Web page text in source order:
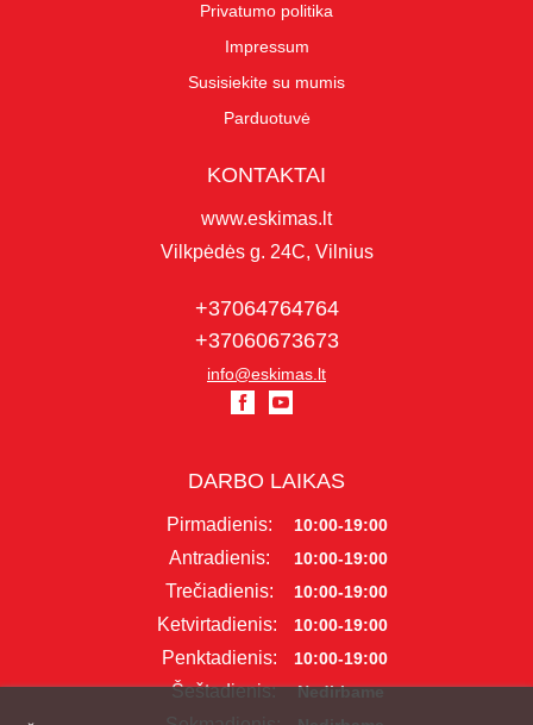
Privatumo politika
Impressum
Susisiekite su mumis
Parduotuvė
KONTAKTAI
www.eskimas.lt
Vilkpėdės g. 24C, Vilnius
+37064764764
+37060673673
info@eskimas.lt
DARBO LAIKAS
Pirmadienis: 10:00-19:00
Antradienis: 10:00-19:00
Trečiadienis: 10:00-19:00
Ketvirtadienis: 10:00-19:00
Penktadienis: 10:00-19:00
Šeštadienis: Nedirbame